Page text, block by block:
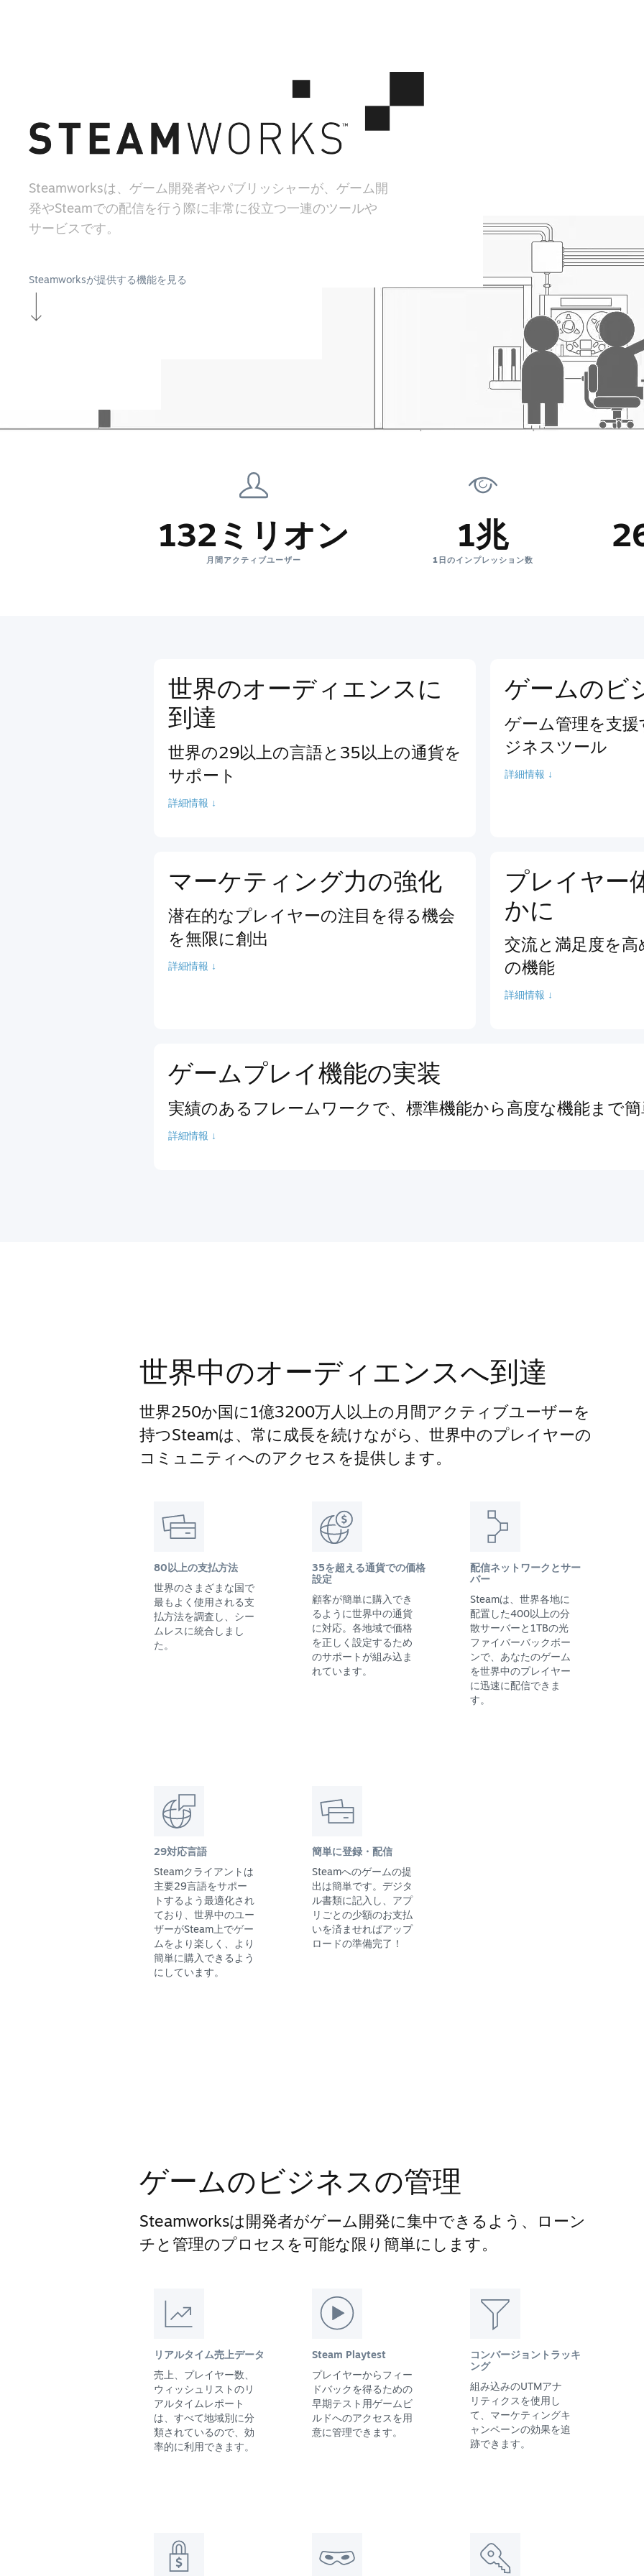
Steamworksは、ゲーム開発者やパブリッシャーが、ゲーム開
発やSteamでの配信を行う際に非常に役立つ一連のツールや
サービスです。
Steamworksが提供する機能を見る
132ミリオン
月間アクティブユーザー
1兆
1日のインプレッション数
世界のオーディエンスに
到達
世界の29以上の言語と35以上の通貨を
サポート
詳細情報 ↓
ゲームのビ
ゲーム管理を支
ジネスツール
詳細情報 ↓
マーケティング力の強化
潜在的なプレイヤーの注目を得る機会
を無限に創出
詳細情報 ↓
プレイヤー
かに
交流と満足度を
の機能
詳細情報 ↓
ゲームプレイ機能の実装
実績のあるフレームワークで、標準機能から高度な機能まで
詳細情報 ↓
世界中のオーディエンスへ到達
世界250か国に1億3200万人以上の月間アクティブユーザーを
持つSteamは、常に成長を続けながら、世界中のプレイヤーの
コミュニティへのアクセスを提供します。
80以上の支払方法
世界のさまざまな国で
最もよく使用される支
払方法を調査し、シー
ムレスに統合しまし
た。
35を超える通貨での価格
設定
顧客が簡単に購入でき
るように世界中の通貨
に対応。各地域で価格
を正しく設定するため
のサポートが組み込ま
れています。
配信ネットワークとサー
バー
Steamは、世界各地に
配置した400以上の分
散サーバーと1TBの光
ファイバーバックボー
ンで、あなたのゲーム
を世界中のプレイヤー
に迅速に配信できま
す。
29対応言語
Steamクライアントは
主要29言語をサポー
トするよう最適化され
ており、世界中のユー
ザーがSteam上でゲー
ムをより楽しく、より
簡単に購入できるよう
にしています。
簡単に登録・配信
Steamへのゲームの提
出は簡単です。デジタ
ル書類に記入し、アプ
リごとの少額のお支払
いを済ませればアップ
ロードの準備完了！
ゲームのビジネスの管理
Steamworksは開発者がゲーム開発に集中できるよう、ローン
チと管理のプロセスを可能な限り簡単にします。
リアルタイム売上データ
売上、プレイヤー数、
ウィッシュリストのリ
アルタイムレポート
は、すべて地域別に分
類されているので、効
率的に利用できます。
Steam Playtest
プレイヤーからフィー
ドバックを得るための
早期テスト用ゲームビ
ルドへのアクセスを用
意に管理できます。
コンバージョントラッキ
ング
組み込みのUTMアナ
リティクスを使用し
て、マーケティングキ
ャンペーンの効果を追
跡できます。